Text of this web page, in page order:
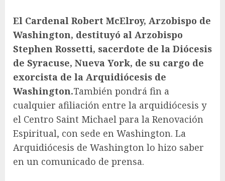
El Cardenal Robert McElroy, Arzobispo de
Washington, destituyó al Arzobispo
Stephen Rossetti, sacerdote de la Diócesis
de Syracuse, Nueva York, de su cargo de
exorcista de la Arquidiócesis de
Washington.También pondrá fin a
cualquier afiliación entre la arquidiócesis y
el Centro Saint Michael para la Renovación
Espiritual, con sede en Washington. La
Arquidiócesis de Washington lo hizo saber
en un comunicado de prensa.